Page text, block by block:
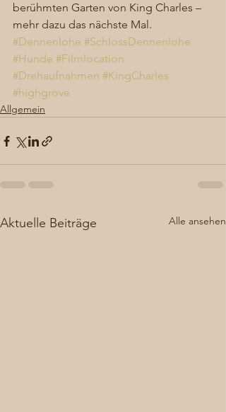
berühmten Garten von King Charles –
mehr dazu das nächste Mal.
#Dennenlohe #SchlossDennenlohe
#Hunde #Filmlocation
#Drehaufnahmen #KingCharles
#highgrove
Allgemein
Aktuelle Beiträge Alle ansehen